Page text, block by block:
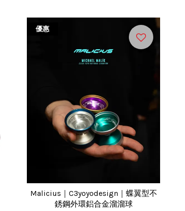
優惠
Malicius｜C3yoyodesign｜蝶翼型不
銹鋼外環鋁合金溜溜球